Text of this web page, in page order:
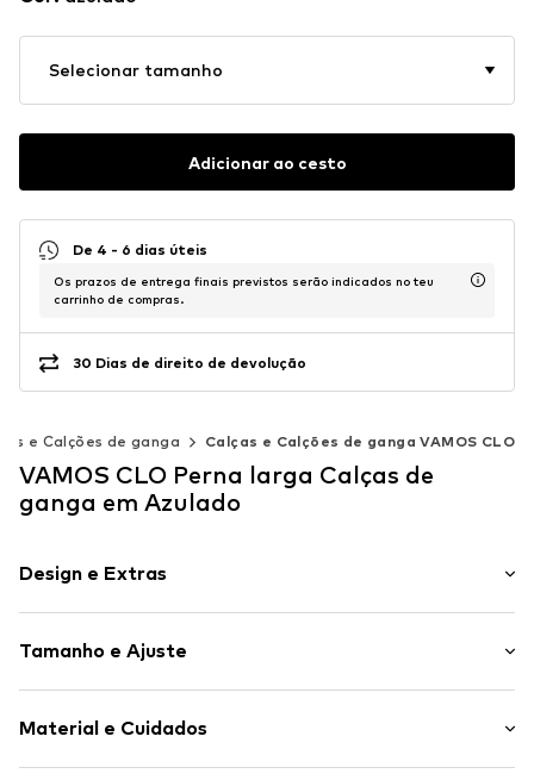
Selecionar tamanho
Adicionar ao cesto
De 4 - 6 dias úteis
Os prazos de entrega finais previstos serão indicados no teu
carrinho de compras.
30 Dias de direito de devolução
e Calções de ganga Calças e Calções de ganga VAMOS CLO
VAMOS CLO Perna larga Calças de
ganga em Azulado
Design e Extras
Ganga
Botões de frente
Bolsos traseiros
Tamanho e Ajuste
Ajuste: Perna larga
Material e Cuidados